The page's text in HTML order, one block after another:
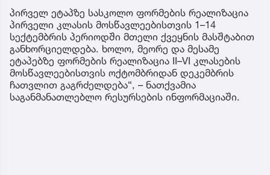
პირველ ეტაპზე სასკოლო ფორმების რეალიზაცია
პირველი კლასის მოსწავლეებისთვის 1–14
სექტემბრის პერიოდში მთელი ქვეყნის მასშტაბით
განხორციელდება. ხოლო, მეორე და მესამე
ეტაპებზე ფორმების რეალიზაცია II–VI კლასების
მოსწავლეებისთვის ოქტომბრიდან დეკემბრის
ჩათვლით გაგრძელდება“, – ნათქვამია
საგანმანათლებლო რესურსების ინფორმაციაში.